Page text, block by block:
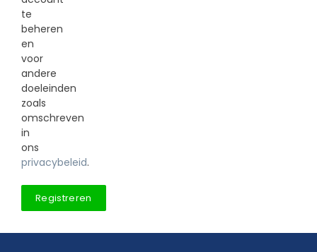
te
beheren
en
voor
andere
doeleinden
zoals
omschreven
in
ons
privacybeleid.
Registreren